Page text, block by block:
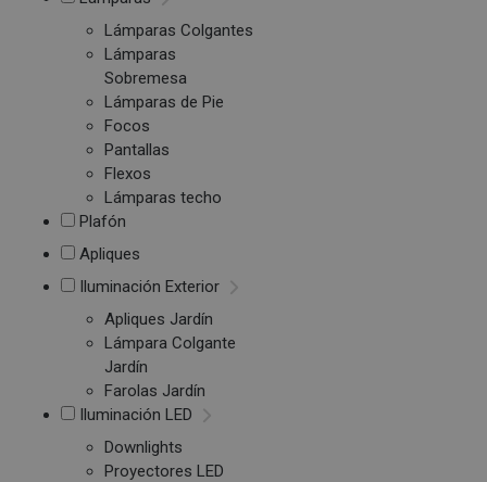
Lámparas Colgantes
Lámparas
Sobremesa
Lámparas de Pie
Focos
Pantallas
Flexos
Lámparas techo
Plafón
Apliques
Iluminación Exterior
Apliques Jardín
Lámpara Colgante
Jardín
Farolas Jardín
Iluminación LED
Downlights
Proyectores LED